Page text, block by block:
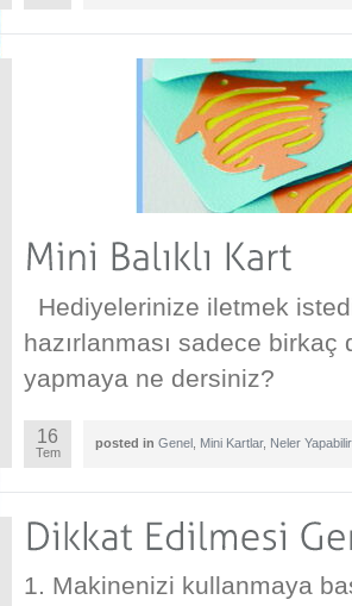
Hediyelerinize iletmek
hazırlanması sadece birkaç
yapmaya ne dersiniz?
16
Tem
posted in Genel Mini Kartlar, Neler
1. Makinenizi kullanmaya